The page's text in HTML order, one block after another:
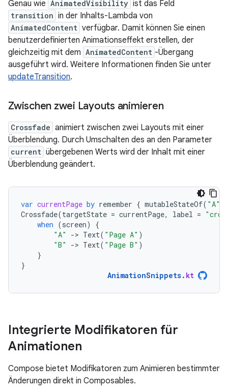
Genau wie AnimatedVisibility ist das Feld
transition in der Inhalts-Lambda von
AnimatedContent verfügbar. Damit können Sie einen
benutzerdefinierten Animationseffekt erstellen, der
gleichzeitig mit dem AnimatedContent -Übergang
ausgeführt wird. Weitere Informationen finden Sie unter
updateTransition.
Zwischen zwei Layouts animieren
Crossfade animiert zwischen zwei Layouts mit einer
Überblendung. Durch Umschalten des an den Parameter
current übergebenen Werts wird der Inhalt mit einer
Überblendung geändert.
var currentPage by remember { mutableStateOf( "A"
Crossfade(targetState = currentPage, label =
when (screen)
{
"A"
-> Text( "Page A" )
"B"
-> Text( "Page B" )
}
}
AnimationSnippets. kt
Integrierte Modifikatoren für
Animationen
Compose bietet Modifikatoren zum Animieren bestimmter
Änderungen direkt in Composables.